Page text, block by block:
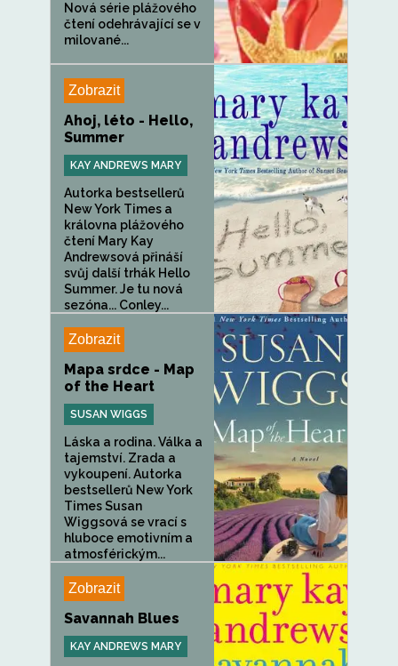
Nová série plážového
čtení odehrávající se v
milované...
Zobrazit
Ahoj, léto - Hello,
Summer
KAY ANDREWS MARY
Autorka bestsellerů
New York Times a
královna plážového
čtení Mary Kay
Andrewsová přináší
svůj další trhák Hello
Summer. Je tu nová
sezóna... Conley...
Zobrazit
Mapa srdce - Map
of the Heart
SUSAN WIGGS
Láska a rodina. Válka a
tajemství. Zrada a
vykoupení. Autorka
bestsellerů New York
Times Susan
Wiggsová se vrací s
hluboce emotivním a
atmosférickým...
Zobrazit
Savannah Blues
KAY ANDREWS MARY